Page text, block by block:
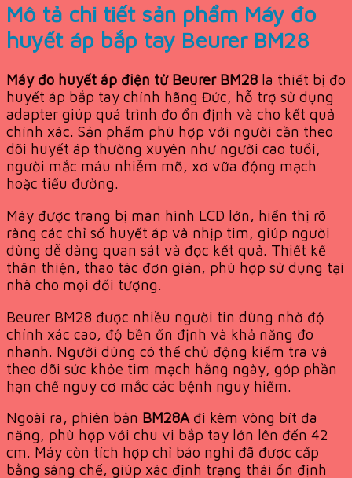
Mô tả chi tiết sản phẩm Máy đo
huyết áp bắp tay Beurer BM28
Máy đo huyết áp điện tử Beurer BM28 là thiết bị đo
huyết áp bắp tay chính hãng Đức, hỗ trợ sử dụng
adapter giúp quá trình đo ổn định và cho kết quả
chính xác. Sản phẩm phù hợp với người cần theo
dõi huyết áp thường xuyên như người cao tuổi,
người mắc máu nhiễm mỡ, xơ vữa động mạch
hoặc tiểu đường.
Máy được trang bị màn hình LCD lớn, hiển thị rõ
ràng các chỉ số huyết áp và nhịp tim, giúp người
dùng dễ dàng quan sát và đọc kết quả. Thiết kế
thân thiện, thao tác đơn giản, phù hợp sử dụng tại
nhà cho mọi đối tượng.
Beurer BM28 được nhiều người tin dùng nhờ độ
chính xác cao, độ bền ổn định và khả năng đo
nhanh. Người dùng có thể chủ động kiểm tra và
theo dõi sức khỏe tim mạch hằng ngày, góp phần
hạn chế nguy cơ mắc các bệnh nguy hiểm.
Ngoài ra, phiên bản BM28A đi kèm vòng bít đa
năng, phù hợp với chu vi bắp tay lớn lên đến 42
cm. Máy còn tích hợp chỉ báo nghỉ đã được cấp
bằng sáng chế, giúp xác định trạng thái ổn định